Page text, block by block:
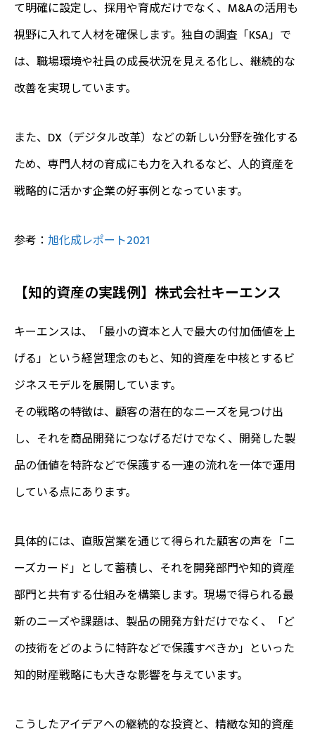
て明確に設定し、採用や育成だけでなく、M&Aの活用も
視野に入れて人材を確保します。独自の調査「KSA」で
は、職場環境や社員の成長状況を見える化し、継続的な
改善を実現しています。
また、DX（デジタル改革）などの新しい分野を強化する
ため、専門人材の育成にも力を入れるなど、人的資産を
戦略的に活かす企業の好事例となっています。
参考： 旭化成レポート2021
【知的資産の実践例】株式会社キーエンス
キーエンスは、「最小の資本と人で最大の付加価値を上
げる」という経営理念のもと、知的資産を中核とするビ
ジネスモデルを展開しています。
その戦略の特徴は、顧客の潜在的なニーズを見つけ出
し、それを商品開発につなげるだけでなく、開発した製
品の価値を特許などで保護する一連の流れを一体で運用
している点にあります。
具体的には、直販営業を通じて得られた顧客の声を「ニ
ーズカード」として蓄積し、それを開発部門や知的資産
部門と共有する仕組みを構築します。現場で得られる最
新のニーズや課題は、製品の開発方針だけでなく、「ど
の技術をどのように特許などで保護すべきか」といった
知的財産戦略にも大きな影響を与えています。
こうしたアイデアへの継続的な投資と、精緻な知的資産